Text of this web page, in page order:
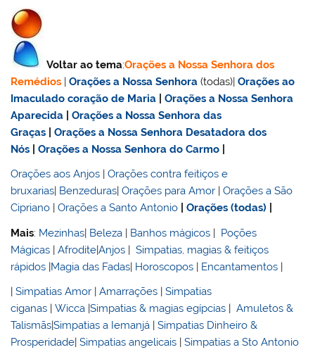
Voltar ao tema:Orações a Nossa Senhora dos
Remédios |Orações a Nossa Senhora (todas)|Orações ao
Imaculado coração de Maria |Orações a Nossa Senhora
Aparecida |Orações a Nossa Senhora das
Graças |Orações a Nossa Senhora Desatadora dos
Nós |Orações a Nossa Senhora do Carmo
Orações aos Anjos |Orações contra feitiços e
bruxarias Benzeduras |Orações para Amor |Orações a São
Cipriano |Orações a Santo Antonio |Orações (todas)
Mais: Mezinhas| Beleza | Banhos mágicos | Poções
Mágicas |Afrodite|Anjos |Simpatias, magias & feitiços
rápidos |Magia das Fadas| Horoscopos | Encantamentos |
|Simpatias Amor |Amarrações |Simpatias
ciganas |Wicca |Simpatias & magias egípcias |Amuletos &
Talismãs|Simpatias a Iemanjá |Simpatias Dinheiro &
Prosperidade|Simpatias angelicais |Simpatias a Sto Antonio